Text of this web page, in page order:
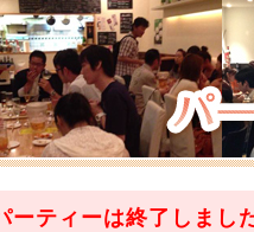
ーティーは終了 しまし